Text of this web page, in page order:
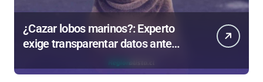
¿Cazar lobos marinos?: Experto
exige transparentar datos ante
Gobierno